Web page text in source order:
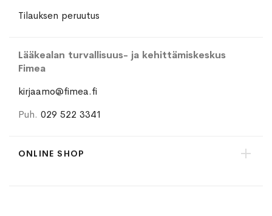
Tilauksen peruutus
Lääkealan turvallisuus- ja kehittämiskeskus
Fimea
kirjaamo@fimea.fi
Puh. 029 522 3341
ONLINE SHOP